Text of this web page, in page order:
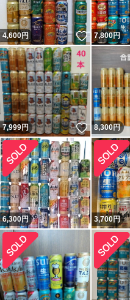
4,600円 いいね！
7,800円
7,999円 いいね！
8,300円
6,300円 3,700円